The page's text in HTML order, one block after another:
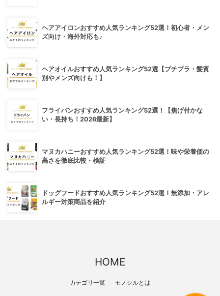
ヘアアイロンおすすめ人気ランキング52選！初心者・メン
ズ向け・海外対応も♪
ヘアオイルおすすめ人気ランキング52選【プチプラ・髪質
別やメンズ向けも！】
フライパンおすすめ人気ランキング52選！【焦げ付かな
い・長持ち！2026最新】
マヌカハニーおすすめ人気ランキング52選！味や栄養価の
高さを徹底比較・検証
ドッグフードおすすめ人気ランキング52選！無添加・アレ
ルギー対策商品を紹介
HOME
カテゴリ一覧 モノシルとは